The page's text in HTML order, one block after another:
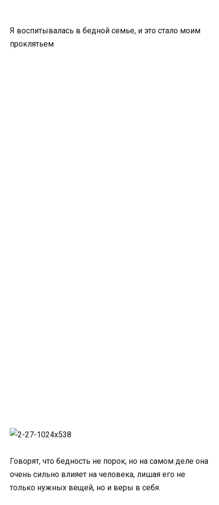
Я воспитывалась в бедной семье, и это стало моим
проклятьем
Говорят, что бедность не порок, но на самом деле она
очень сильно влияет на человека, лишая его не
только нужных вещей, но и веры в себя.